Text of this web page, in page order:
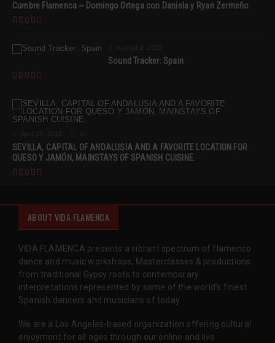
Cumbre Flamenca ~ Domingo Ortega con Daniela y Ryan Zermeño
Sound Tracker: Spain
SEVILLA, CAPITAL OF ANDALUSIA AND A FAVORITE LOCATION FOR
QUESO Y JAMÓN, MAINSTAYS OF SPANISH CUISINE.
ABOUT VIDA FLAMENCA
VIDA FLAMENCA presents a vibrant spectrum of flamenco
dance and music workshops, Masterclasses & productions
from traditional Gypsy roots to contemporary
interpretations represented by some of the world’s finest
Spanish dancers and musicians of today.
We are a Los Angeles-based organization offering cultural
enjoyment for all ages through our online and live